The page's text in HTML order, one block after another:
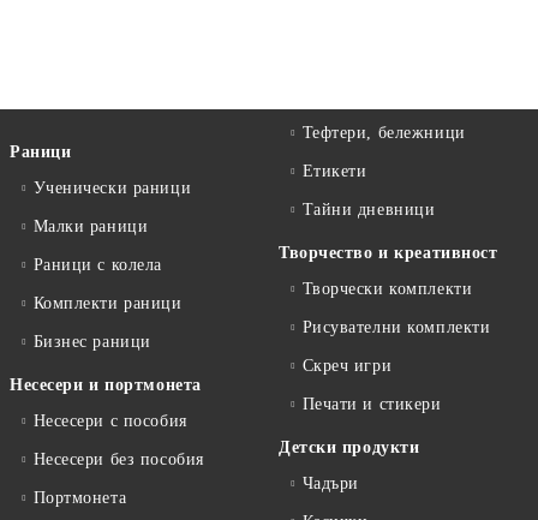
Раници
Ученически раници
Малки раници
Раници с колела
Комплекти раници
Бизнес раници
Несесери и портмонета
Несесери с пособия
Несесери без пособия
Портмонета
Тефтери, бележници
Етикети
Тайни дневници
Творчество и креативност
Творчески комплекти
Рисувателни комплекти
Скреч игри
Печати и стикери
Детски продукти
Чадъри